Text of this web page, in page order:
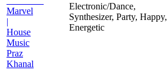
Marvel
|
House
Music
Praz
Khanal
Electronic/Dance,
Synthesizer, Party, Happy,
Energetic